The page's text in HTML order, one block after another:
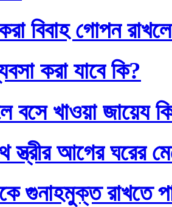
বিবাহ গোপন
করা যাবে কি?
বসে খাওয়া জায়েয
স্ত্রীর আগের ঘরের
গুনাহমুক্ত রাখতে